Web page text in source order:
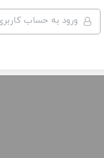
ورود به حساب